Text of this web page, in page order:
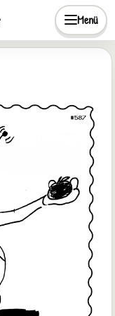
Menü